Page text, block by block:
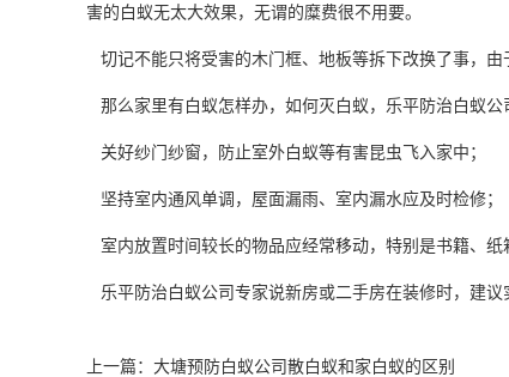
害的白蚁无太大效果，无谓的糜费很不用要。
切记不能只将受害的木门框、地板等拆下改换了事，由
那么家里有白蚁怎样办，如何灭白蚁，乐平防治白蚁公
关好纱门纱窗，防止室外白蚁等有害昆虫飞入家中；
坚持室内通风单调，屋面漏雨、室内漏水应及时检修；
室内放置时间较长的物品应经常移动，特别是书籍、纸
乐平防治白蚁公司专家说新房或二手房在装修时，建议
上一篇： 大塘预防白蚁公司散白蚁和家白蚁的区别